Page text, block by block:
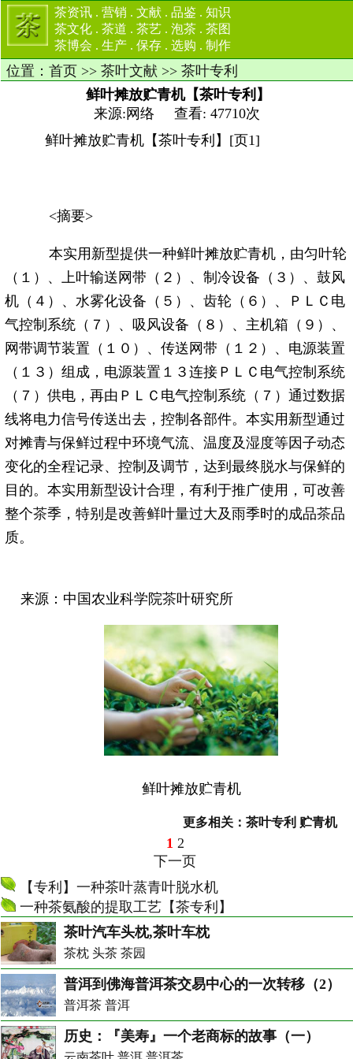
茶资讯 . 营销 . 文献 . 品鉴 . 知识
茶文化 . 茶道 . 茶艺 . 泡茶 . 茶图
茶博会 . 生产 . 保存 . 选购 . 制作
位置： 首页 >> 茶叶文献 >> 茶叶专利
鲜叶摊放贮青机【茶叶专利】
来源:网络 查看: 47710次
鲜叶摊放贮青机【茶叶专利】[页1]
<摘要>
本实用新型提供一种鲜叶摊放贮青机，由匀叶轮
（１）、上叶输送网带（２）、制冷设备（３）、鼓风
机（４）、水雾化设备（５）、齿轮（６）、ＰＬＣ电
气控制系统（７）、吸风设备（８）、主机箱（９）、
网带调节装置（１０）、传送网带（１２）、电源装置
（１３）组成，电源装置１３连接ＰＬＣ电气控制系统
（７）供电，再由ＰＬＣ电气控制系统（７）通过数据
线将电力信号传送出去，控制各部件。本实用新型通过
对摊青与保鲜过程中环境气流、温度及湿度等因子动态
变化的全程记录、控制及调节，达到最终脱水与保鲜的
目的。本实用新型设计合理，有利于推广使用，可改善
整个茶季，特别是改善鲜叶量过大及雨季时的成品茶品
质。
来源：中国农业科学院茶叶研究所
鲜叶摊放贮青机
更多相关： 茶叶专利 贮青机
1 2
下一页
【专利】一种茶叶蒸青叶脱水机
一种茶氨酸的提取工艺【茶专利】
茶叶汽车头枕,茶叶车枕
茶枕 头茶 茶园
普洱到佛海普洱茶交易中心的一次转移（2）
普洱茶 普洱
历史：『美寿』一个老商标的故事（一）